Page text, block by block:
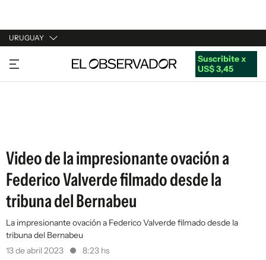
URUGUAY
URUGUAY
ARGENTINA
Suscribite x
US$ 3,45
Video de la impresionante ovación a
Federico Valverde filmado desde la
tribuna del Bernabeu
La impresionante ovación a Federico Valverde filmado desde la
tribuna del Bernabeu
13 de abril 2023
8:23 hs